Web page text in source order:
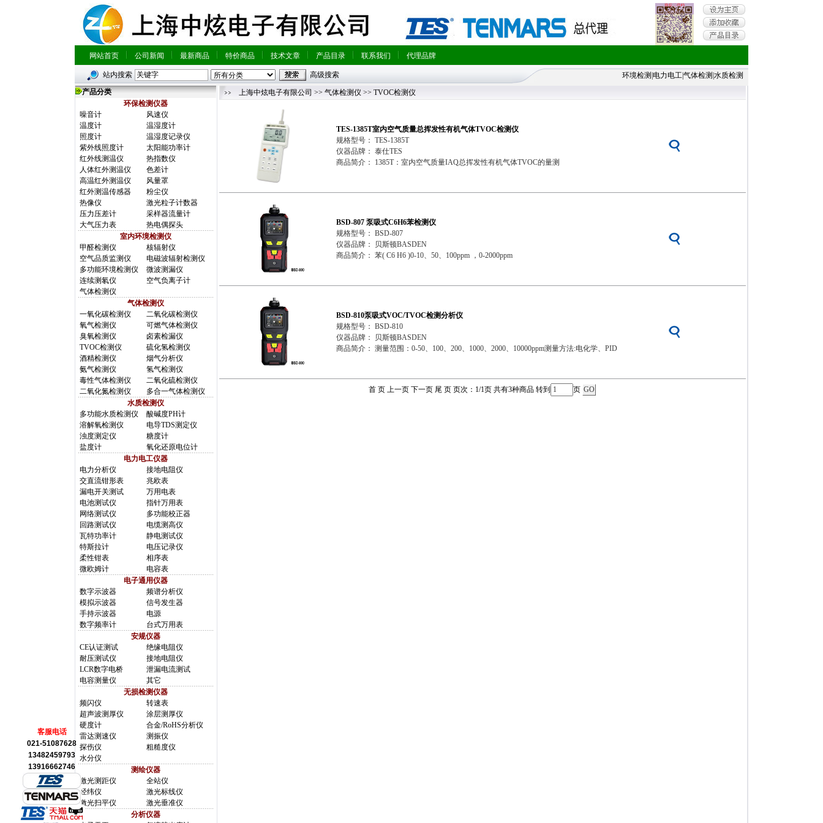
网站首页 公司新闻 最新商品 特价商品 技术文章 产品目录 联系我们 代理品牌
站内搜索 高级搜索 环境检测 电力电工气体检测 水质检测
客服电话
021-51087628
13482459793
13916662746
产品分类
环保检测仪器
噪音计
风速仪
温度计
温湿度计
照度计
温湿度记录仪
紫外线照度计
太阳能功率计
红外线测温仪
热指数仪
人体红外测温仪
色差计
高温红外测温仪
风量罩
红外测温传感器
粉尘仪
热像仪
激光粒子计数器
压力压差计
采样器流量计
大气压力表
热电偶探头
室内环境检测仪
甲醛检测仪
核辐射仪
空气品质监测仪
电磁波辐射检测仪
多功能环境检测仪
微波测漏仪
连续测氡仪
空气负离子计
气体检测仪
气体检测仪
一氧化碳检测仪
二氧化碳检测仪
氧气检测仪
可燃气体检测仪
臭氧检测仪
卤素检漏仪
TVOC检测仪
硫化氢检测仪
酒精检测仪
烟气分析仪
氨气检测仪
氢气检测仪
毒性气体检测仪
二氧化硫检测仪
二氧化氮检测仪
多合一气体检测仪
水质检测仪
多功能水质检测仪
酸碱度PH计
溶解氧检测仪
电导TDS测定仪
浊度测定仪
糖度计
盐度计
氧化还原电位计
电力电工仪器
电力分析仪
接地电阻仪
交直流钳形表
兆欧表
漏电开关测试
万用电表
电池测试仪
指针万用表
网络测试仪
多功能校正器
回路测试仪
电缆测高仪
瓦特功率计
静电测试仪
特斯拉计
电压记录仪
柔性钳表
相序表
微欧姆计
电容表
电子通用仪器
数字示波器
频谱分析仪
模拟示波器
信号发生器
手持示波器
电源
数字频率计
台式万用表
安规仪器
CE认证测试
绝缘电阻仪
耐压测试仪
接地电阻仪
LCR数字电桥
泄漏电流测试
电容测量仪
其它
无损检测仪器
频闪仪
转速表
超声波测厚仪
涂层测厚仪
硬度计
合金/RoHS分析仪
雷达测速仪
测振仪
探伤仪
粗糙度仪
水分仪
测绘仪器
激光测距仪
全站仪
经纬仪
激光标线仪
激光扫平仪
激光垂准仪
分析仪器
上海中炫电子有限公司 >> 气体检测仪 >> TVOC检测仪
TES-1385T室内空气质量总挥发性有机气体TVOC检测仪
规格型号： TES-1385T
仪器品牌： 泰仕TES
商品简介： 1385T：室内空气质量IAQ总挥发性有机气体TVOC的量测
BSD-807 泵吸式C6H6苯检测仪
规格型号： BSD-807
仪器品牌： 贝斯顿BASDEN
商品简介： 苯( C6 H6 )0-10、50、100ppm ，0-2000ppm
BSD-810泵吸式VOC/TVOC检测分析仪
规格型号： BSD-810
仪器品牌： 贝斯顿BASDEN
商品简介： 测量范围：0-50、100、200、1000、2000、10000ppm测量方法:电化学、PID
首 页 上一页 下一页 尾 页 页次：1/1页 共有3种商品 转到 页